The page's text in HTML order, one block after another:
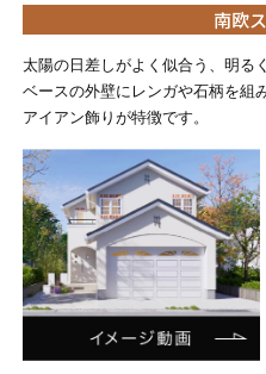
南欧
太陽の日差しがよく似合う、明る
ベースの外壁にレンガや石柄を組
アイアン飾りが特徴です。